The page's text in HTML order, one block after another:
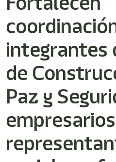
activates
screen
help
you
navigate
and
interact
the
content.
integrantes
de
Paz y